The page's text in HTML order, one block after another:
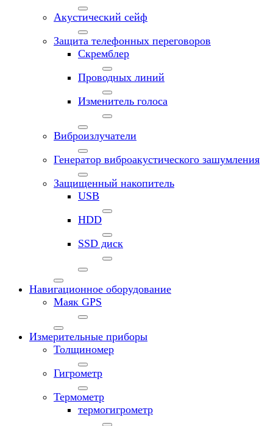
Акустический сейф
Защита телефонных переговоров
Скремблер
Проводных линий
Изменитель голоса
Виброизлучатели
Генератор виброакустического зашумления
Защищенный накопитель
USB
HDD
SSD диск
Навигационное оборудование
Маяк GPS
Измерительные приборы
Толщиномер
Гигрометр
Термометр
термогигрометр